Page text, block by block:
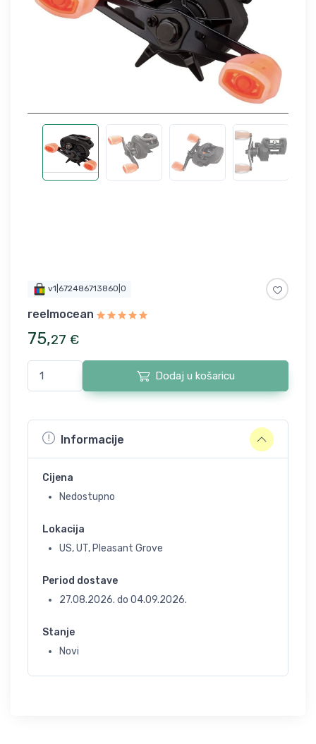
v1|672486713860|0
reelmocean
75,27 €
Dodaj u košaricu
Informacije
Cijena
Nedostupno
Lokacija
US, UT, Pleasant Grove
Period dostave
27.08.2026. do 04.09.2026.
Stanje
Novi